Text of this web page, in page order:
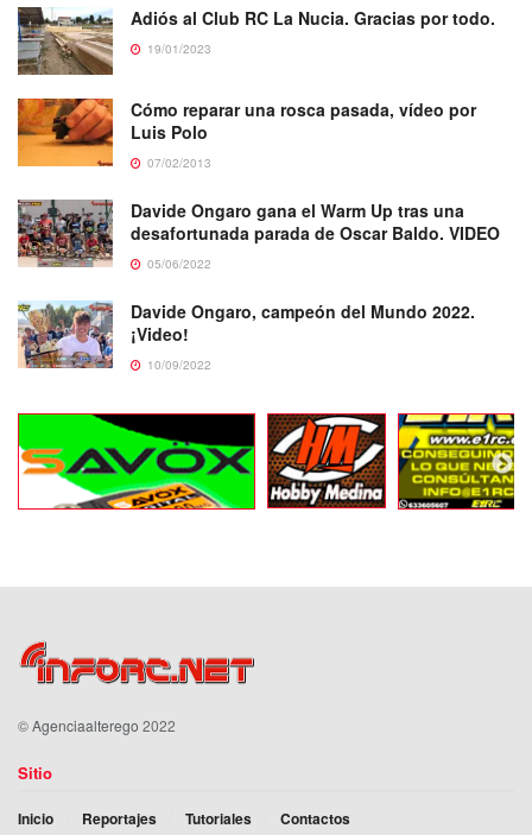
Adiós al Club RC La Nucia. Gracias por todo.
19/01/2023
Cómo reparar una rosca pasada, vídeo por
Luis Polo
07/02/2013
Davide Ongaro gana el Warm Up tras una
desafortunada parada de Oscar Baldo. VIDEO
05/06/2022
Davide Ongaro, campeón del Mundo 2022.
¡Video!
10/09/2022
©Agenciaalterego 2022
Sitio
Inicio Reportajes Tutoriales Contactos